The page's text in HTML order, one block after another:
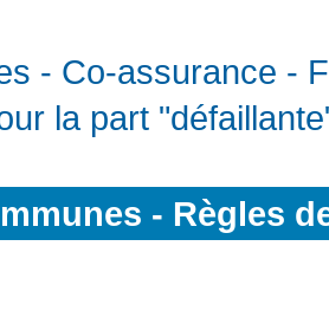
- Co-assurance -
la part
- Règles